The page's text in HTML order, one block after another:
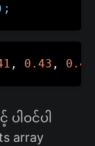
;
, 0.43 , 0.47
ါဝင်ပါ
array